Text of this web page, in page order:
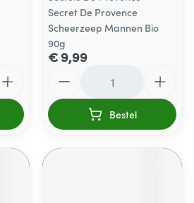
Secret De Provence
Scheerzeep Mannen Bio
90g
€ 9,99
Bestel